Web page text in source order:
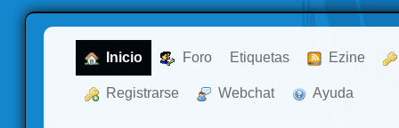
Inicio Foro Etiquetas Ezine
Registrarse Webchat Ayuda